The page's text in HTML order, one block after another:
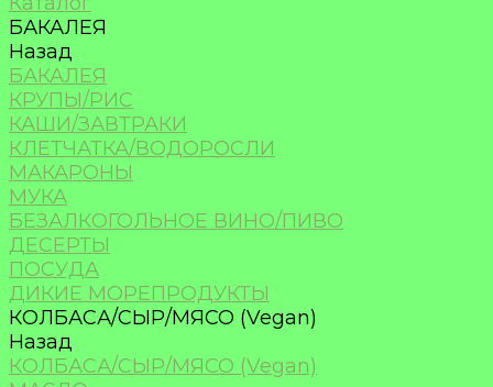
БАКАЛЕЯ
Назад
БАКАЛЕЯ
КРУПЫ/РИС
КАШИ/ЗАВТРАКИ
КЛЕТЧАТКА/ВОДОРОСЛИ
МАКАРОНЫ
МУКА
БЕЗАЛКОГОЛЬНОЕ ВИНО/ПИВО
ДЕСЕРТЫ
ПОСУДА
ДИКИЕ МОРЕПРОДУКТЫ
КОЛБАСА/СЫР/МЯСО (Vegan)
Назад
КОЛБАСА/СЫР/МЯСО (Vegan)